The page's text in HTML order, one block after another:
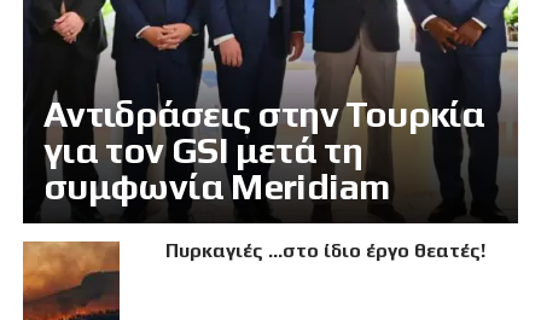
Αντιδράσεις στην Τουρκία
για τον GSI μετά τη
συμφωνία Meridiam
Πυρκαγιές …στο ίδιο έργο θεατές!